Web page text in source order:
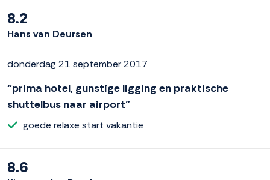
8.2
Hans van Deursen
donderdag 21 september 2017
“prima hotel, gunstige ligging en praktische
shuttelbus naar airport”
goede relaxe start vakantie
8.6